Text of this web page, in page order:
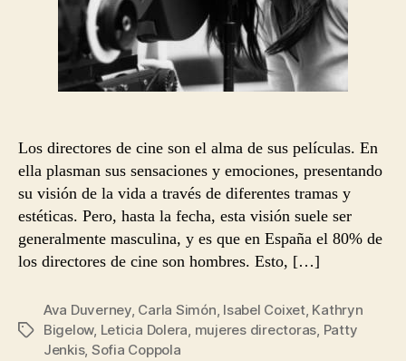
Los directores de cine son el alma de sus películas. En
ella plasman sus sensaciones y emociones, presentando
su visión de la vida a través de diferentes tramas y
estéticas. Pero, hasta la fecha, esta visión suele ser
generalmente masculina, y es que en España el 80% de
los directores de cine son hombres. Esto, […]
Etiquetas
Ava Duverney, Carla Simón, Isabel Coixet, Kathryn
Bigelow, Leticia Dolera, mujeres directoras, Patty
Jenkis, Sofia Coppola